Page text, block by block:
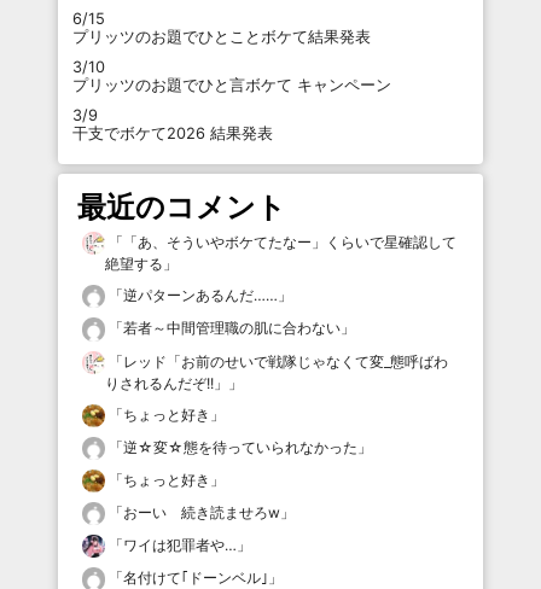
6/15
プリッツのお題でひとことボケて結果発表
3/10
プリッツのお題でひと言ボケて キャンペーン
3/9
干支でボケて2026 結果発表
最近のコメント
「 「あ、そういやボケてたなー」くらいで星確認して
絶望する 」
「逆パターンあるんだ…… 」
「若者～中間管理職の肌に合わない 」
「レッド「お前のせいで戦隊じゃなくて変_態呼ばわ
りされるんだぞ!!」
」
「ちょっと好き 」
「逆☆変☆態を待っていられなかった 」
「ちょっと好き 」
「おーい 続き読ませろw 」
「ワイは犯罪者や… 」
「名付けて｢ドーンベル｣ 」